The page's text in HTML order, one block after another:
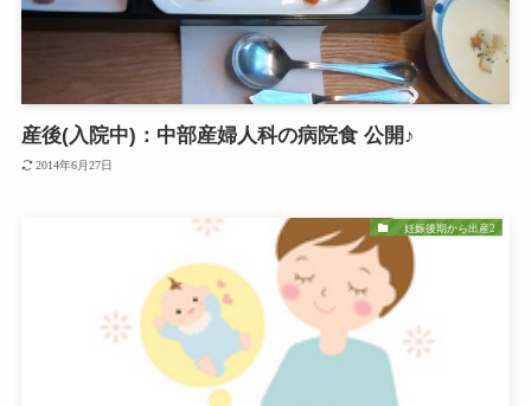
産後(入院中)：中部産婦人科の病院食 公開♪
2014年6月27日
妊娠後期から出産2